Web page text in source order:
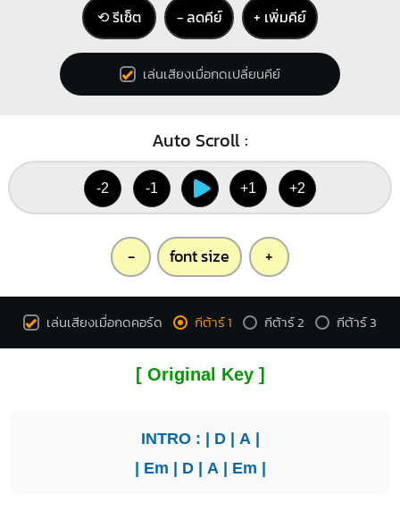
⟲ รีเซ็ต − ลดคีย์ + เพิ่มคีย์
เล่นเสียงเมื่อกดเปลี่ยนคีย์
Auto Scroll :
-2 -1 +1 +2
- font size +
เล่นเสียงเมื่อกดคอร์ด กีต้าร์ 1 กีต้าร์ 2 กีต้าร์ 3
[ Original Key ]
INTRO : | D| A |
| Em | D| A | Em |